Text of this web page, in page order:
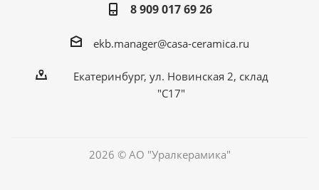
8 909 017 69 26
ekb.manager@casa-ceramica.ru
Екатеринбург, ул. Новинская 2, склад
"С17"
2026 © АО "Уралкерамика"